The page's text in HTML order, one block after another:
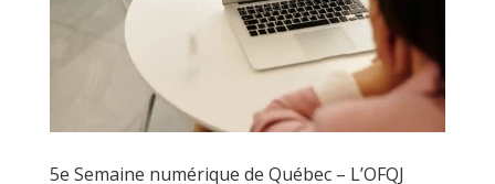
5e Semaine numérique de Québec – L’OFQJ